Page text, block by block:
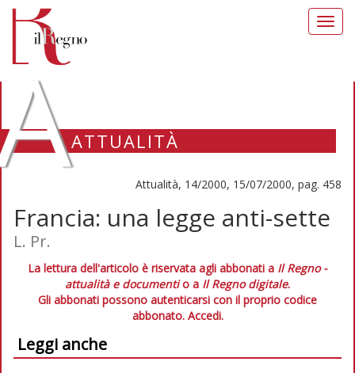
ATTUALITÀ
Attualità, 14/2000, 15/07/2000, pag. 458
Francia: una legge anti-sette
L. Pr.
La lettura dell'articolo è riservata agli abbonati a Il Regno -
attualità e documentio a Il Regno digitale.
Gli abbonati possono autenticarsi con il proprio codice
abbonato. Accedi.
Leggi anche